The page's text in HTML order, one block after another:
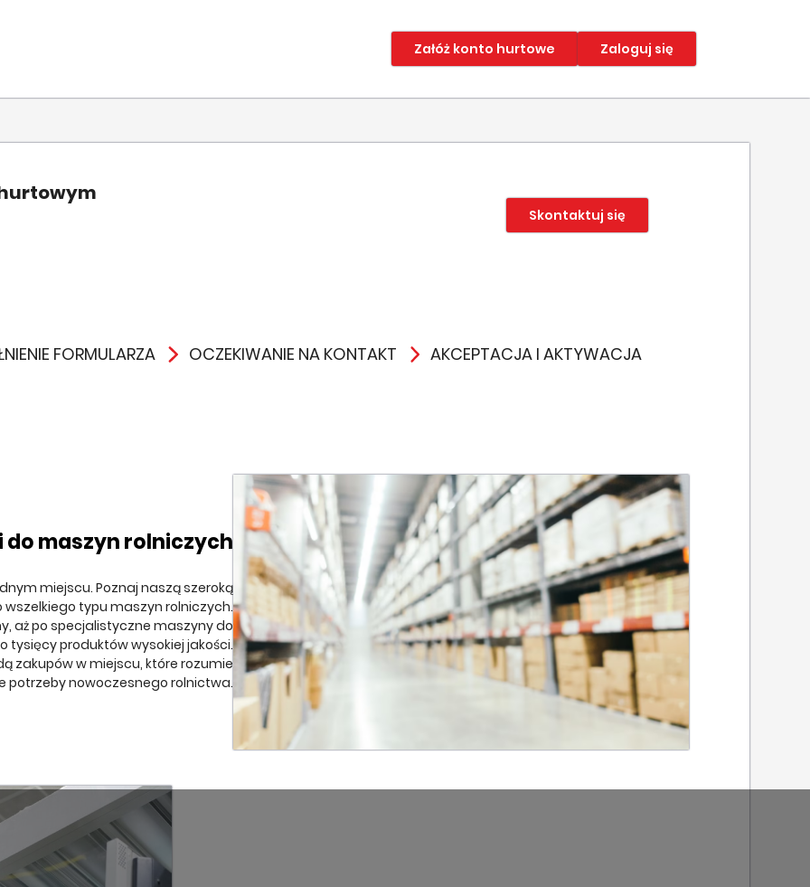
Załóż konto hurtowe Zaloguj się
Skontaktuj się
FORMULARZA OCZEKIWANIE NA KONTAKT AKCEPTACJA I AKTYWACJA
do maszyn rolniczych
miejscu. Poznaj naszą szeroką
typu maszyn rolniczych.
aż po specjalistyczne maszyny do
produktów wysokiej jakości.
zakupów w miejscu, które rozumie
potrzeby nowoczesnego rolnictwa.
listę ulubionych
się